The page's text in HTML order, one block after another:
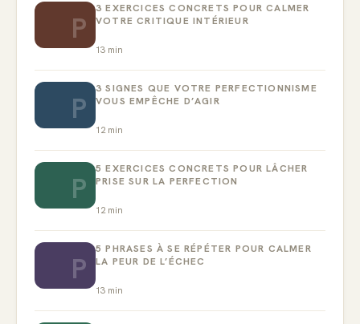
P
3 EXERCICES CONCRETS POUR CALMER
VOTRE CRITIQUE INTÉRIEUR
13 min
P
3 SIGNES QUE VOTRE PERFECTIONNISME
VOUS EMPÊCHE D’AGIR
12 min
P
5 EXERCICES CONCRETS POUR LÂCHER
PRISE SUR LA PERFECTION
12 min
P
5 PHRASES À SE RÉPÉTER POUR CALMER
LA PEUR DE L’ÉCHEC
13 min